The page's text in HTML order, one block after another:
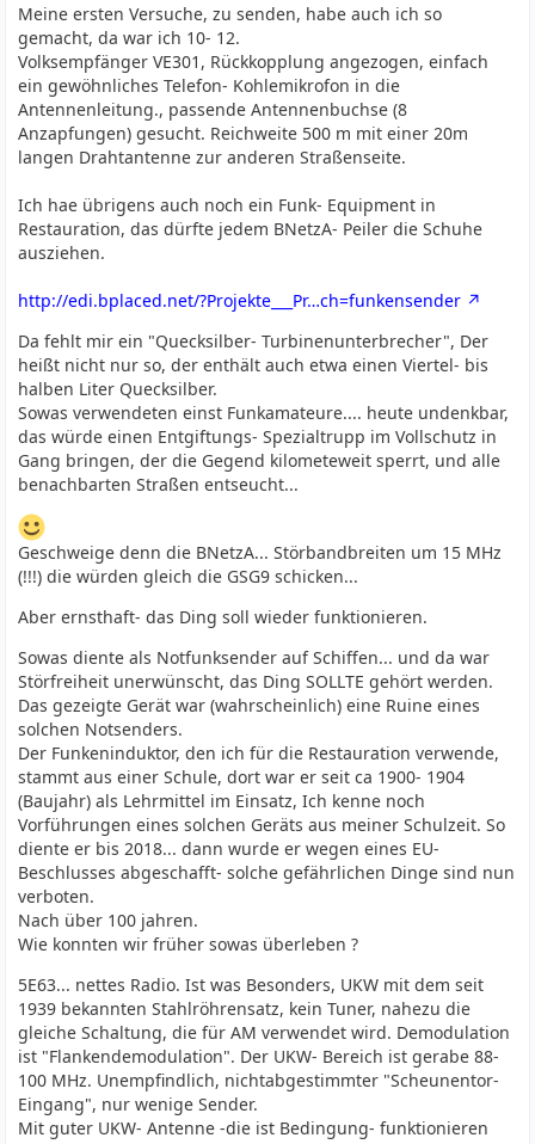
Meine ersten Versuche, zu senden, habe auch ich so
gemacht, da war ich 10- 12.
Volksempfänger VE301, Rückkopplung angezogen, einfach
ein gewöhnliches Telefon- Kohlemikrofon in die
Antennenleitung., passende Antennenbuchse (8
Anzapfungen) gesucht. Reichweite 500 m mit einer 20m
langen Drahtantenne zur anderen Straßenseite.
Ich hae übrigens auch noch ein Funk- Equipment in
Restauration, das dürfte jedem BNetzA- Peiler die Schuhe
ausziehen.
http://edi.bplaced.net/?Projekte___Pr…ch=funkensender
Da fehlt mir ein "Quecksilber- Turbinenunterbrecher", Der
heißt nicht nur so, der enthält auch etwa einen Viertel- bis
halben Liter Quecksilber.
Sowas verwendeten einst Funkamateure.... heute undenkbar,
das würde einen Entgiftungs- Spezialtrupp im Vollschutz in
Gang bringen, der die Gegend kilometeweit sperrt, und alle
benachbarten Straßen entseucht...
Geschweige denn die BNetzA... Störbandbreiten um 15 MHz
(!!!) die würden gleich die GSG9 schicken...
Aber ernsthaft- das Ding soll wieder funktionieren.
Sowas diente als Notfunksender auf Schiffen... und da war
Störfreiheit unerwünscht, das Ding SOLLTE gehört werden.
Das gezeigte Gerät war (wahrscheinlich) eine Ruine eines
solchen Notsenders.
Der Funkeninduktor, den ich für die Restauration verwende,
stammt aus einer Schule, dort war er seit ca 1900- 1904
(Baujahr) als Lehrmittel im Einsatz, Ich kenne noch
Vorführungen eines solchen Geräts aus meiner Schulzeit. So
diente er bis 2018... dann wurde er wegen eines EU-
Beschlusses abgeschafft- solche gefährlichen Dinge sind nun
verboten.
Nach über 100 jahren.
Wie konnten wir früher sowas überleben ?
5E63... nettes Radio. Ist was Besonders, UKW mit dem seit
1939 bekannten Stahlröhrensatz, kein Tuner, nahezu die
gleiche Schaltung, die für AM verwendet wird. Demodulation
ist "Flankendemodulation". Der UKW- Bereich ist gerabe 88-
100 MHz. Unempfindlich, nichtabgestimmter "Scheunentor-
Eingang", nur wenige Sender.
Mit guter UKW- Antenne -die ist Bedingung- funktionieren